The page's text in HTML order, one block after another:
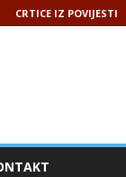
CRTICE IZ POVIJESTI